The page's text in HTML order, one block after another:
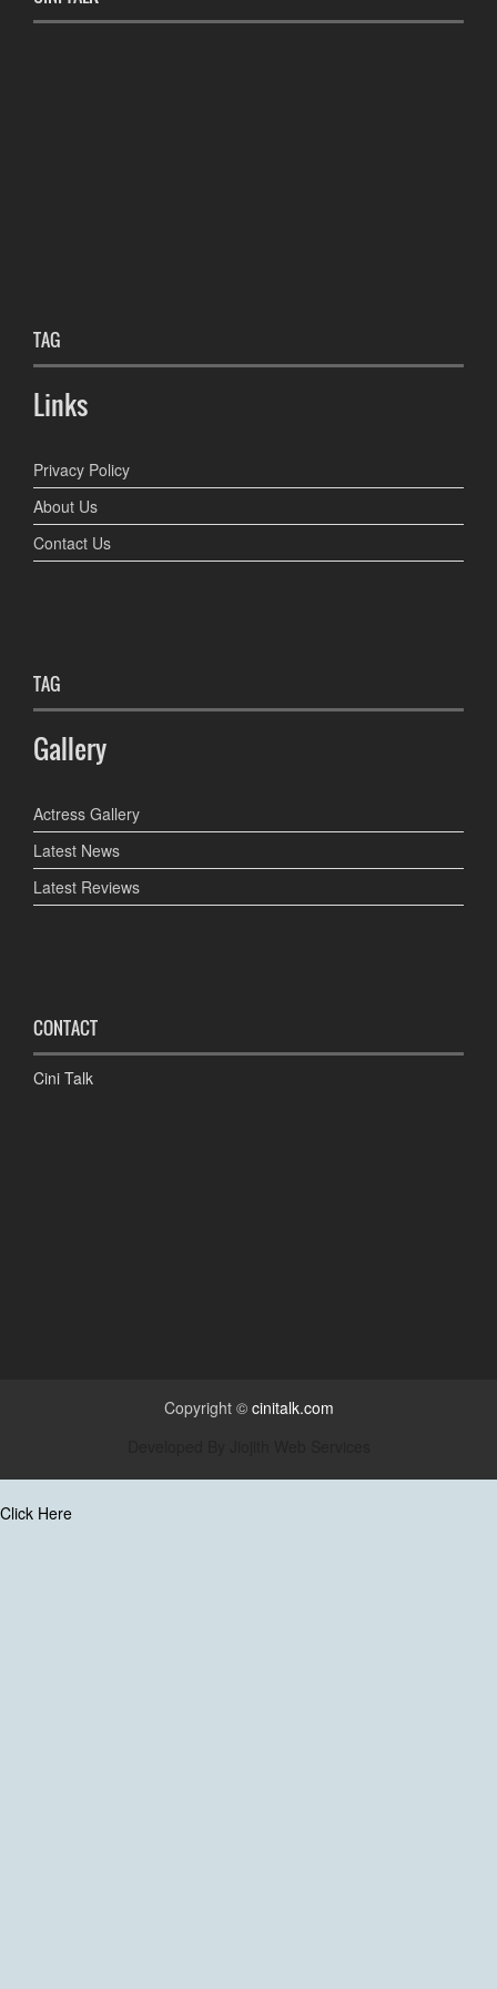
TAG
Links
Privacy Policy
About Us
Contact Us
TAG
Gallery
Actress Gallery
Latest News
Latest Reviews
CONTACT
Cini Talk
Copyright © cinitalk.com
Click Here